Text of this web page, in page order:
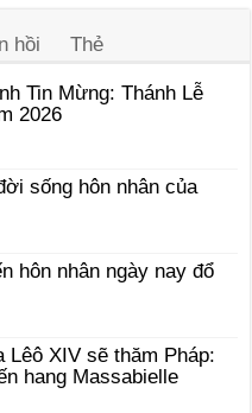
hồi Thẻ
Tin Mừng: Thánh Lễ
2026
sống hôn nhân của
hôn nhân ngày nay đổ
Lêô XIV sẽ thăm Pháp:
hang Massabielle